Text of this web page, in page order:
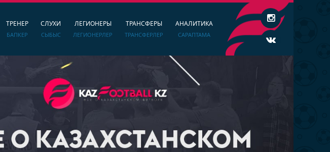
ТРЕНЕР
БАПКЕР
СЛУХИ
СЫБЫС
ЛЕГИОНЕРЫ
ЛЕГИОНЕРЛЕР
ТРАНСФЕРЫ
ТРАНСФЕРЛЕР
АНАЛИТИКА
САРАПТАМА